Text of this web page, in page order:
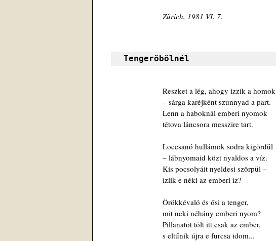
Zürich, 1981 VI. 7.
Tengeröbölnél
Reszket a lég, ahogy izzik a homok
– sárga karéjként szunnyad a part.
Lenn a haboknál emberi nyomok
tétova láncsora messzire tart.
Loccsanó hullámok sodra kigördül
– lábnyomaid közt nyaldos a víz.
Kis pocsolyáit nyeldesi szörpül –
ízlik-e néki az emberi íz?
Örökkévaló és ősi a tenger,
mit neki néhány emberi nyom?
Pillanatot tölt itt csak az ember,
s eltűnik újra e furcsa idom...